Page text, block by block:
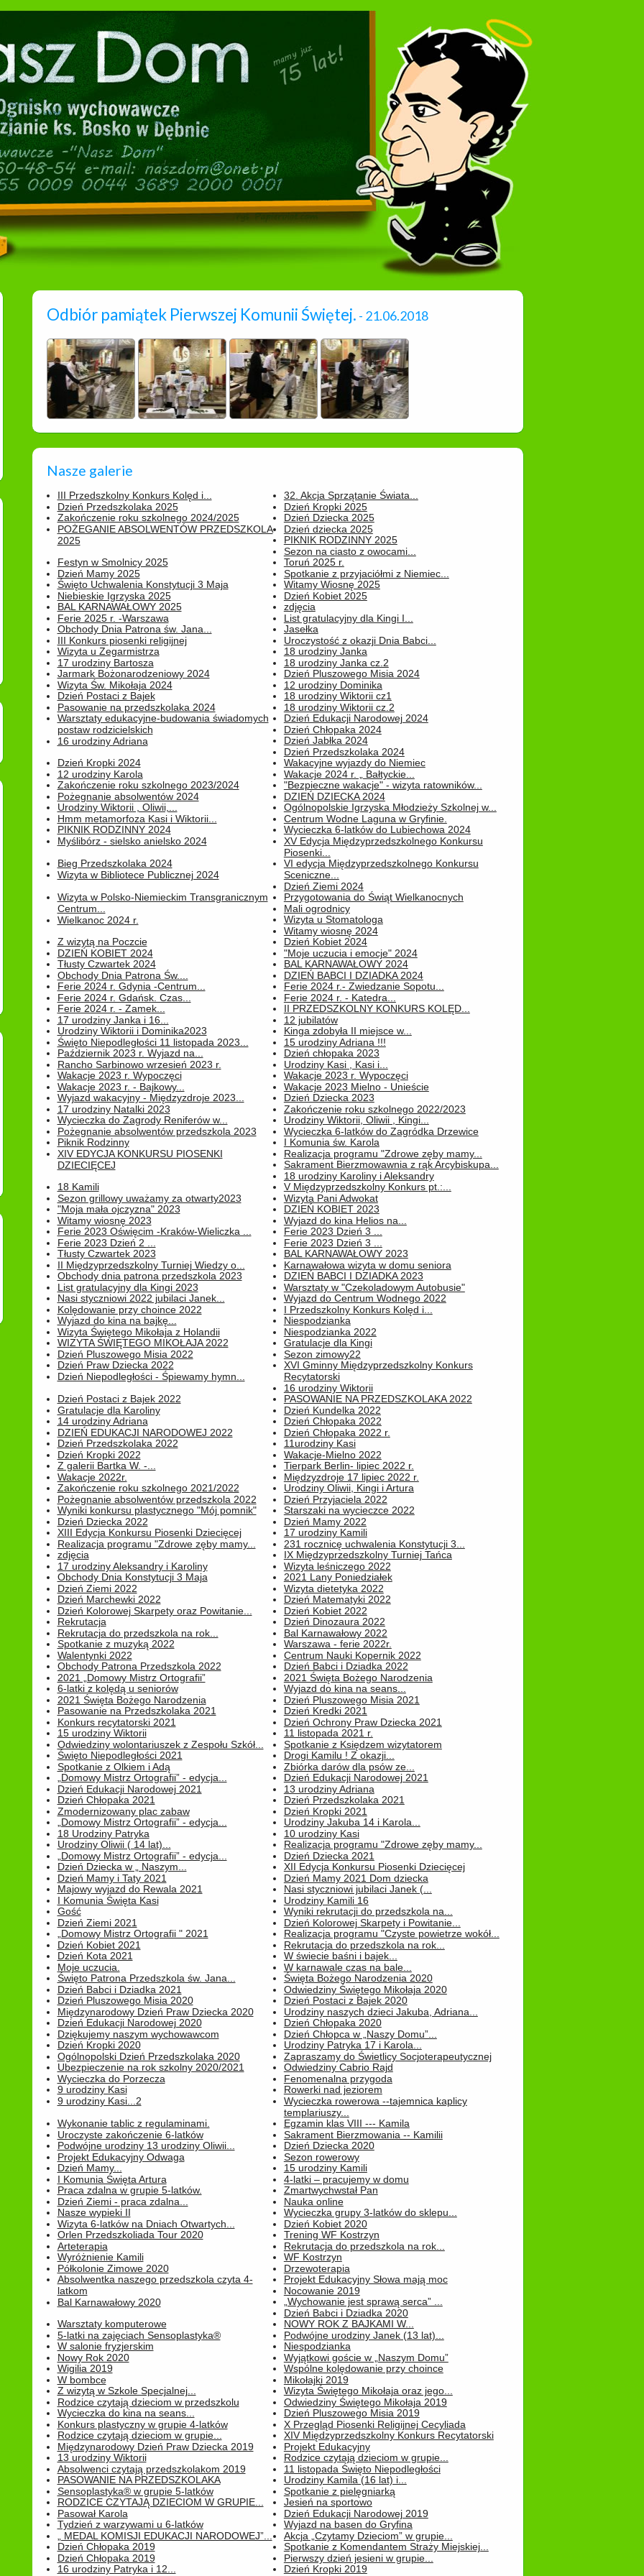
Odbiór pamiątek Pierwszej Komunii Świętej. - 21.06.2018
Nasze galerie
III Przedszkolny Konkurs Kolęd i...
Dzień Przedszkolaka 2025
32. Akcja Sprzątanie Świata...
Dzień Kropki 2025
Zakończenie roku szkolnego 2024/2025
POŻEGANIE ABSOLWENTÓW PRZEDSZKOLA
2025
Dzień Dziecka 2025
Dzień dziecka 2025
PIKNIK RODZINNY 2025
Sezon na ciasto z owocami...
Festyn w Smolnicy 2025
Dzień Mamy 2025
Toruń 2025 r.
Spotkanie z przyjaciółmi z Niemiec...
Święto Uchwalenia Konstytucji 3 Maja
Niebieskie Igrzyska 2025
Witamy Wiosnę 2025
Dzień Kobiet 2025
BAL KARNAWAŁOWY 2025
Ferie 2025 r. -Warszawa
zdjęcia
List gratulacyjny dla Kingi I...
Obchody Dnia Patrona św. Jana...
III Konkurs piosenki religijnej
Jasełka
Uroczystość z okazji Dnia Babci...
Wizyta u Zegarmistrza
17 urodziny Bartosza
18 urodziny Janka
18 urodziny Janka cz.2
Jarmark Bożonarodzeniowy 2024
Wizyta Św. Mikołaja 2024
Dzień Pluszowego Misia 2024
12 urodziny Dominika
Dzień Postaci z Bajek
Pasowanie na przedszkolaka 2024
18 urodziny Wiktorii cz1
18 urodziny Wiktorii cz.2
Warsztaty edukacyjne-budowania świadomych
postaw rodzicielskich
16 urodziny Adriana
Dzień Edukacji Narodowej 2024
Dzień Chłopaka 2024
Dzień Jabłka 2024
Dzień Przedszkolaka 2024
Dzień Kropki 2024
12 urodziny Karola
Wakacyjne wyjazdy do Niemiec
Wakacje 2024 r. „ Bałtyckie...
Zakończenie roku szkolnego 2023/2024
Pożegnanie absolwentów 2024
"Bezpieczne wakacje" - wizyta ratowników...
DZIEŃ DZIECKA 2024
Urodziny Wiktorii , Oliwii,...
Hmm metamorfoza Kasi i Wiktorii...
Ogólnopolskie Igrzyska Młodzieży Szkolnej w...
Centrum Wodne Laguna w Gryfinie.
PIKNIK RODZINNY 2024
Myślibórz - sielsko anielsko 2024
Wycieczka 6-latków do Lubiechowa 2024
XV Edycja Międzyprzedszkolnego Konkursu
Piosenki...
Bieg Przedszkolaka 2024
Wizyta w Bibliotece Publicznej 2024
VI edycja Międzyprzedszkolnego Konkursu
Sceniczne...
Dzień Ziemi 2024
Wizyta w Polsko-Niemieckim Transgranicznym
Centrum...
Wielkanoc 2024 r.
Przygotowania do Świąt Wielkanocnych
Mali ogrodnicy
Wizyta u Stomatologa
Witamy wiosnę 2024
Z wizytą na Poczcie
DZIEŃ KOBIET 2024
Dzień Kobiet 2024
"Moje uczucia i emocje" 2024
Tłusty Czwartek 2024
Obchody Dnia Patrona Św....
BAL KARNAWAŁOWY 2024
DZIEŃ BABCI I DZIADKA 2024
Ferie 2024 r. Gdynia -Centrum...
Ferie 2024 r. Gdańsk. Czas...
Ferie 2024 r.- Zwiedzanie Sopotu...
Ferie 2024 r. - Katedra...
Ferie 2024 r. - Zamek...
17 urodziny Janka i 16...
II PRZEDSZKOLNY KONKURS KOLĘD...
12 jubilatów
Urodziny Wiktorii i Dominika2023
Święto Niepodległości 11 listopada 2023...
Kinga zdobyła II miejsce w...
15 urodziny Adriana !!!
Październik 2023 r. Wyjazd na...
Rancho Sarbinowo wrzesień 2023 r.
Dzień chłopaka 2023
Urodziny Kasi , Kasi i...
Wakacje 2023 r. Wypoczęci
Wakacje 2023 r. - Bajkowy...
Wakacje 2023 r. Wypoczęci
Wakacje 2023 Mielno - Unieście
Wyjazd wakacyjny - Międzyzdroje 2023...
17 urodziny Natalki 2023
Dzień Dziecka 2023
Zakończenie roku szkolnego 2022/2023
Wycieczka do Zagrody Reniferów w...
Pożegnanie absolwentów przedszkola 2023
Urodziny Wiktorii, Oliwii , Kingi...
Wycieczka 6-latków do Zagródka Drzewice
Piknik Rodzinny
XIV EDYCJA KONKURSU PIOSENKI
DZIECIĘCEJ
I Komunia św. Karola
Realizacja programu "Zdrowe zęby mamy...
Sakrament Bierzmowawnia z rąk Arcybiskupa...
18 urodziny Karoliny i Aleksandry
18 Kamili
Sezon grillowy uważamy za otwarty2023
V Międzyprzedszkolny Konkurs pt.:...
Wizyta Pani Adwokat
"Moja mała ojczyzna" 2023
Witamy wiosnę 2023
DZIEŃ KOBIET 2023
Wyjazd do kina Helios na...
Ferie 2023 Oświęcim -Kraków-Wieliczka ...
Ferie 2023 Dzień 2 ...
Ferie 2023 Dzień 3 ...
Ferie 2023 Dzień 3 ...
Tłusty Czwartek 2023
II Międzyprzedszkolny Turniej Wiedzy o...
BAL KARNAWAŁOWY 2023
Karnawałowa wizyta w domu seniora
Obchody dnia patrona przedszkola 2023
List gratulacyjny dla Kingi 2023
DZIEŃ BABCI I DZIADKA 2023
Warsztaty w "Czekoladowym Autobusie"
Nasi styczniowi 2022 jubilaci Janek...
Kolędowanie przy choince 2022
Wyjazd do Centrum Wodnego 2022
I Przedszkolny Konkurs Kolęd i...
Wyjazd do kina na bajkę...
Wizyta Świętego Mikołaja z Holandii
Niespodzianka
Niespodzianka 2022
WIZYTA ŚWIĘTEGO MIKOŁAJA 2022
Dzień Pluszowego Misia 2022
Gratulacje dla Kingi
Sezon zimowy22
Dzień Praw Dziecka 2022
Dzień Niepodległości - Śpiewamy hymn...
XVI Gminny Międzyprzedszkolny Konkurs
Recytatorski
16 urodziny Wiktorii
Dzień Postaci z Bajek 2022
Gratulacje dla Karoliny
PASOWANIE NA PRZEDSZKOLAKA 2022
Dzień Kundelka 2022
14 urodziny Adriana
DZIEŃ EDUKACJI NARODOWEJ 2022
Dzień Chłopaka 2022
Dzień Chłopaka 2022 r.
Dzień Przedszkolaka 2022
Dzień Kropki 2022
11urodziny Kasi
Wakacje-Mielno 2022
Z galerii Bartka W. -...
Wakacje 2022r.
Tierpark Berlin- lipiec 2022 r.
Międzyzdroje 17 lipiec 2022 r.
Zakończenie roku szkolnego 2021/2022
Pożegnanie absolwentów przedszkola 2022
Urodziny Oliwii, Kingi i Artura
Dzień Przyjaciela 2022
Wyniki konkursu plastycznego "Mój pomnik"
Dzień Dziecka 2022
Starszaki na wycieczce 2022
Dzień Mamy 2022
XIII Edycja Konkursu Piosenki Dziecięcej
Realizacja programu "Zdrowe zęby mamy...
17 urodziny Kamili
231 rocznicę uchwalenia Konstytucji 3...
zdjęcia
17 urodziny Aleksandry i Karoliny
IX Międzyprzedszkolny Turniej Tańca
Wizyta leśniczego 2022
Obchody Dnia Konstytucji 3 Maja
Dzień Ziemi 2022
2021 Lany Poniedziałek
Wizyta dietetyka 2022
Dzień Marchewki 2022
Dzień Kolorowej Skarpety oraz Powitanie...
Dzień Matematyki 2022
Dzień Kobiet 2022
Rekrutacja
Rekrutacja do przedszkola na rok...
Dzień Dinozaura 2022
Bal Karnawałowy 2022
Spotkanie z muzyką 2022
Walentynki 2022
Warszawa - ferie 2022r.
Centrum Nauki Kopernik 2022
Obchody Patrona Przedszkola 2022
2021 „Domowy Mistrz Ortografii”
Dzień Babci i Dziadka 2022
2021 Święta Bożego Narodzenia
6-latki z kolędą u seniorów
2021 Święta Bożego Narodzenia
Wyjazd do kina na seans...
Dzień Pluszowego Misia 2021
Pasowanie na Przedszkolaka 2021
Konkurs recytatorski 2021
Dzień Kredki 2021
Dzień Ochrony Praw Dziecka 2021
15 urodziny Wiktorii
Odwiedziny wolontariuszek z Zespołu Szkół...
11 listopada 2021 r.
Spotkanie z Księdzem wizytatorem
Święto Niepodległości 2021
Spotkanie z Olkiem i Adą
Drogi Kamilu ! Z okazji...
Zbiórka darów dla psów ze...
„Domowy Mistrz Ortografii” - edycja...
Dzień Edukacji Narodowej 2021
Dzień Edukacji Narodowej 2021
13 urodziny Adriana
Dzień Chłopaka 2021
Zmodernizowany plac zabaw
Dzień Przedszkolaka 2021
Dzień Kropki 2021
„Domowy Mistrz Ortografii” - edycja...
18 Urodziny Patryka
Urodziny Jakuba 14 i Karola...
10 urodziny Kasi
Urodziny Oliwii ( 14 lat)...
„Domowy Mistrz Ortografii” - edycja...
Realizacja programu "Zdrowe zęby mamy...
Dzień Dziecka 2021
Dzień Dziecka w „ Naszym...
Dzień Mamy i Taty 2021
XII Edycja Konkursu Piosenki Dziecięcej
Dzień Mamy 2021 Dom dziecka
Majowy wyjazd do Rewala 2021
I Komunia Święta Kasi
Nasi styczniowi jubilaci Janek (...
Urodziny Kamili 16
Gość
Dzień Ziemi 2021
Wyniki rekrutacji do przedszkola na...
Dzień Kolorowej Skarpety i Powitanie...
„Domowy Mistrz Ortografii " 2021
Dzień Kobiet 2021
Realizacja programu "Czyste powietrze wokół...
Rekrutacja do przedszkola na rok...
Dzień Kota 2021
Moje uczucia.
W świecie baśni i bajek...
W karnawale czas na bale...
Święto Patrona Przedszkola św. Jana...
Dzień Babci i Dziadka 2021
Święta Bożego Narodzenia 2020
Odwiedziny Świętego Mikołaja 2020
Dzień Pluszowego Misia 2020
Międzynarodowy Dzień Praw Dziecka 2020
Dzień Postaci z Bajek 2020
Urodziny naszych dzieci Jakuba, Adriana...
Dzień Edukacji Narodowej 2020
Dziękujemy naszym wychowawcom
Dzień Chłopaka 2020
Dzień Chłopca w „Naszy Domu”...
Dzień Kropki 2020
Ogólnopolski Dzień Przedszkolaka 2020
Urodziny Patryka 17 i Karola...
Zapraszamy do Świetlicy Socjoterapeutycznej
Ubezpieczenie na rok szkolny 2020/2021
Wycieczka do Porzecza
Odwiedziny Cabrio Rajd
Fenomenalna przygoda
9 urodziny Kasi
9 urodziny Kasi...2
Rowerki nad jeziorem
Wycieczka rowerowa --tajemnica kaplicy
templariuszy...
Wykonanie tablic z regulaminami.
Uroczyste zakończenie 6-latków
Egzamin klas VIII --- Kamila
Sakrament Bierzmowania -- Kamilii
Podwójne urodziny 13 urodziny Oliwii...
Projekt Edukacyjny Odwaga
Dzień Dziecka 2020
Sezon rowerowy
Dzień Mamy...
I Komunia Święta Artura
15 urodziny Kamili
4-latki – pracujemy w domu
Praca zdalna w grupie 5-latków.
Dzień Ziemi - praca zdalna...
Zmartwychwstał Pan
Nauka online
Nasze wypieki II
Wizyta 6-latków na Dniach Otwartych...
Wycieczka grupy 3-latków do sklepu...
Dzień Kobiet 2020
Orlen Przedszkoliada Tour 2020
Arteterapia
Trening WF Kostrzyn
Rekrutacja do przedszkola na rok...
Wyróżnienie Kamili
Półkolonie Zimowe 2020
WF Kostrzyn
Drzewoterapia
Absolwentka naszego przedszkola czyta 4-
latkom
Bal Karnawałowy 2020
Projekt Edukacyjny Słowa mają moc
Nocowanie 2019
„Wychowanie jest sprawą serca” ...
Dzień Babci i Dziadka 2020
Warsztaty komputerowe
5-latki na zajęciach Sensoplastyka®
NOWY ROK Z BAJKAMI W...
Podwójne urodziny Janek (13 lat)...
W salonie fryzjerskim
Nowy Rok 2020
Niespodzianka
Wyjątkowi goście w „Naszym Domu”
Wigilia 2019
W bombce
Wspólne kolędowanie przy choince
Mikołajki 2019
Z wizytą w Szkole Specjalnej...
Rodzice czytają dzieciom w przedszkolu
Wizyta Świętego Mikołaja oraz jego...
Odwiedziny Świętego Mikołaja 2019
Wycieczka do kina na seans...
Konkurs plastyczny w grupie 4-latków
Dzień Pluszowego Misia 2019
X Przegląd Piosenki Religijnej Cecyliada
Rodzice czytają dzieciom w grupie...
Międzynarodowy Dzień Praw Dziecka 2019
XIV Międzyprzedszkolny Konkurs Recytatorski
Projekt Edukacyjny
13 urodziny Wiktorii
Absolwenci czytają przedszkolakom 2019
Rodzice czytają dzieciom w grupie...
11 listopada Święto Niepodległości
PASOWANIE NA PRZEDSZKOLAKA
Sensoplastyka® w grupie 5-latków
Urodziny Kamila (16 lat) i...
Spotkanie z pielęgniarką
RODZICE CZYTAJĄ DZIECIOM W GRUPIE...
Pasował Karola
Jesień na sportowo
Dzień Edukacji Narodowej 2019
Tydzień z warzywami u 6-latków
„ MEDAL KOMISJI EDUKACJI NARODOWEJ”...
Wyjazd na basen do Gryfina
Akcja „Czytamy Dzieciom” w grupie...
Dzień Chłopaka 2019
Dzień Chłopaka 2019
Spotkanie z Komendantem Straży Miejskiej...
Pierwszy dzień jesieni w grupie...
16 urodziny Patryka i 12...
Dzień Kropki 2019